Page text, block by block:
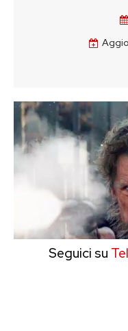
Seguici su